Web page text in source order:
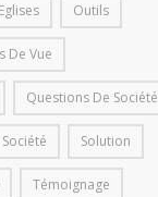
Outils
De Vue
Questions De Société
Société Solution
Témoignage